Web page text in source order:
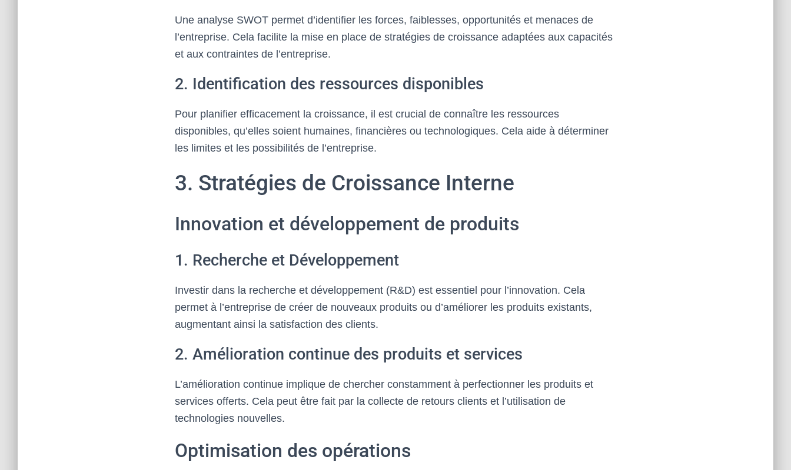
Une analyse SWOT permet d’identifier les forces, faiblesses, opportunités et menaces de
l’entreprise. Cela facilite la mise en place de stratégies de croissance adaptées aux capacités
et aux contraintes de l’entreprise.
2. Identification des ressources disponibles
Pour planifier efficacement la croissance, il est crucial de connaître les ressources
disponibles, qu’elles soient humaines, financières ou technologiques. Cela aide à déterminer
les limites et les possibilités de l’entreprise.
3. Stratégies de Croissance Interne
Innovation et développement de produits
1. Recherche et Développement
Investir dans la recherche et développement (R&D) est essentiel pour l’innovation. Cela
permet à l’entreprise de créer de nouveaux produits ou d’améliorer les produits existants,
augmentant ainsi la satisfaction des clients.
2. Amélioration continue des produits et services
L’amélioration continue implique de chercher constamment à perfectionner les produits et
services offerts. Cela peut être fait par la collecte de retours clients et l’utilisation de
technologies nouvelles.
Optimisation des opérations